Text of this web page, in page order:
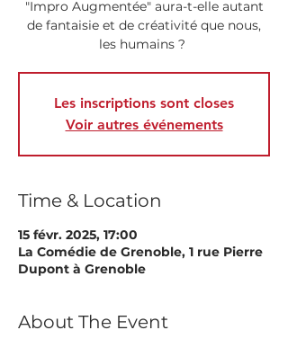
"Impro Augmentée" aura-t-elle autant
de fantaisie et de créativité que nous,
les humains ?
Les inscriptions sont closes
Voir autres événements
Time & Location
15 févr. 2025, 17:00
La Comédie de Grenoble, 1 rue Pierre
Dupont à Grenoble
About The Event